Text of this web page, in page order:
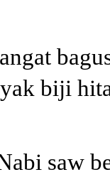
biji
saw